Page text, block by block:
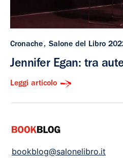
Cronache Salone del Libro
Jennifer Egan: tra
Leggi articolo
bookblog@salonelibro.it